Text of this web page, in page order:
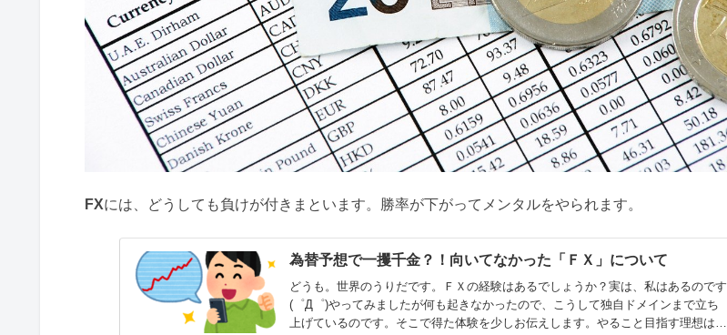
FXには、どうしても負けが付きまといます。勝率が下がってメンタルをやられます。
為替予想で一攫千金？！向いてなかった「ＦＸ」について
どうも。世界のうりだです。ＦＸの経験はあるでしょうか？実は、私はあるのです
(゜Д゜)やってみましたが何も起きなかったので、こうして独自ドメインまで立ち
上げているのです。そこで得た体験を少しお伝えします。やること目指す理想は、